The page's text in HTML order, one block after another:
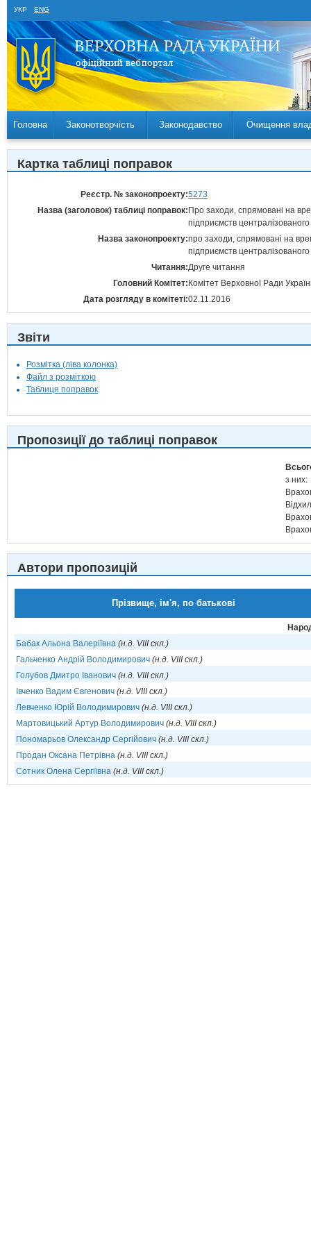
УКР ENG
Головна Законотворчість Законодавство Очищення
Картка таблиці поправок
Реєстр. № законопроекту:5273
Назва (заголовок) таблиці поправок: Про заходи, спрямовані на
підприємств
Назва законопроекту:про заходи, спрямовані на
підприємств
Читання:Друге читання
Головний Комітет: Комітет Верховної Ради
Дата розгляду в комітеті:02.11.2016
Звіти
Розмітка (ліва колонка)
Файл з розміткою
Таблиця поправок
Пропозиції до таблиці поправок
з них:
Автори пропозицій
Прізвище, ім'я, по батькові
Бабак Альона Валеріївна (н.д. VIII скл.)
Гальченко Андрій Володимирович (н.д. VIII скл.)
Голубов Дмитро Іванович (н.д. VIII скл.)
Івченко Вадим Євгенович (н.д. VIII скл.)
Левченко Юрій Володимирович (н.д. VIII скл.)
Мартовицький Артур Володимирович (н.д. VIII скл.)
Пономарьов Олександр Сергійович (н.д. VIII скл.)
Продан Оксана Петрівна (н.д. VIII скл.)
Сотник Олена Сергіївна (н.д. VIII скл.)